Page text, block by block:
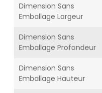
Dimension Sans
Emballage Largeur
Dimension Sans
Emballage Profondeur
Dimension Sans
Emballage Hauteur